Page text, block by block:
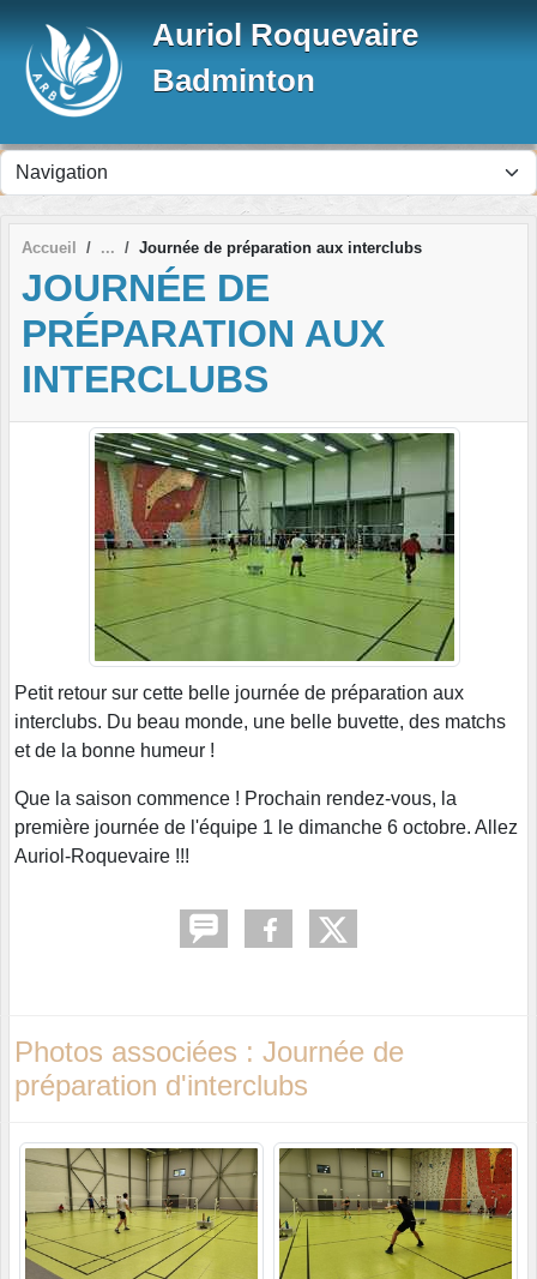
Auriol Roquevaire
Badminton
Accueil Journée de préparation aux interclubs
JOURNÉE DE
PRÉPARATION AUX
INTERCLUBS
Petit retour sur cette belle journée de préparation aux
interclubs. Du beau monde, une belle buvette, des matchs
et de la bonne humeur !
Que la saison commence ! Prochain rendez-vous, la
première journée de l'équipe 1 le dimanche 6 octobre. Allez
Auriol-Roquevaire !!!
Photos associées : Journée de
préparation d'interclubs